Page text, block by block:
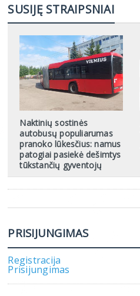
SUSIJĘ STRAIPSNIAI
Naktinių sostinės
autobusų populiarumas
pranoko lūkesčius: namus
patogiai pasiekė dešimtys
tūkstančių gyventojų
PRISIJUNGIMAS
Registracija
Prisijungimas